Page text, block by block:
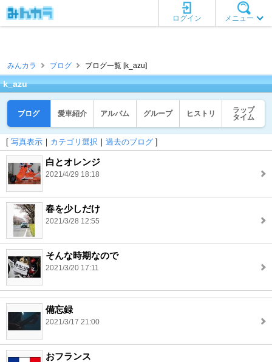
メニュー
ログイン
みんカラ ブログ ブログ一覧 [k_azu]
k_azu
ブログ 愛車紹介 アルバム グループ ヒストリ
ラップ
タイム
[ 写真表示 ｜ カテゴリ選択 ｜ 過去のブログ ]
白とオレンジ
2021/4/29 18:18
春を少しだけ
2021/3/28 12:55
そんな時期なので
2021/3/20 17:11
備忘録
2021/3/17 21:00
おフランス